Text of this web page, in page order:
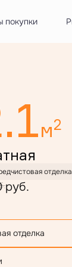
покупки
м2
отделка
руб.
отделка